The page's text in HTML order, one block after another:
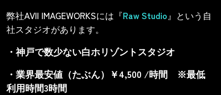
弊社AVII IMAGEWORKSには『Raw Studio 』という自
社スタジオがあります。
・神戸で数少ない白ホリゾントスタジオ
・業界最安値（たぶん）￥4,500 /時間 ※最低
利用時間3時間